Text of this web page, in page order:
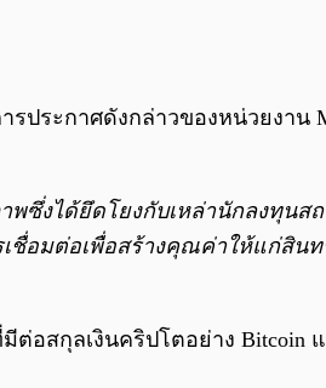
ประกาศดังกล่าวของหน่วยงาน
ซึ่งได้ยึดโยงกับเหล่านักลงทุน
ชื่อมต่อเพื่อสร้างคุณค่าให้แก่สิน
สกุลเงินคริปโตอย่าง Bitcoin แ